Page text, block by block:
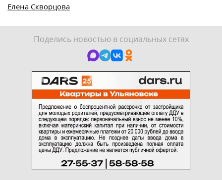
Елена Скворцова
Поделись новостью в социальных сетях